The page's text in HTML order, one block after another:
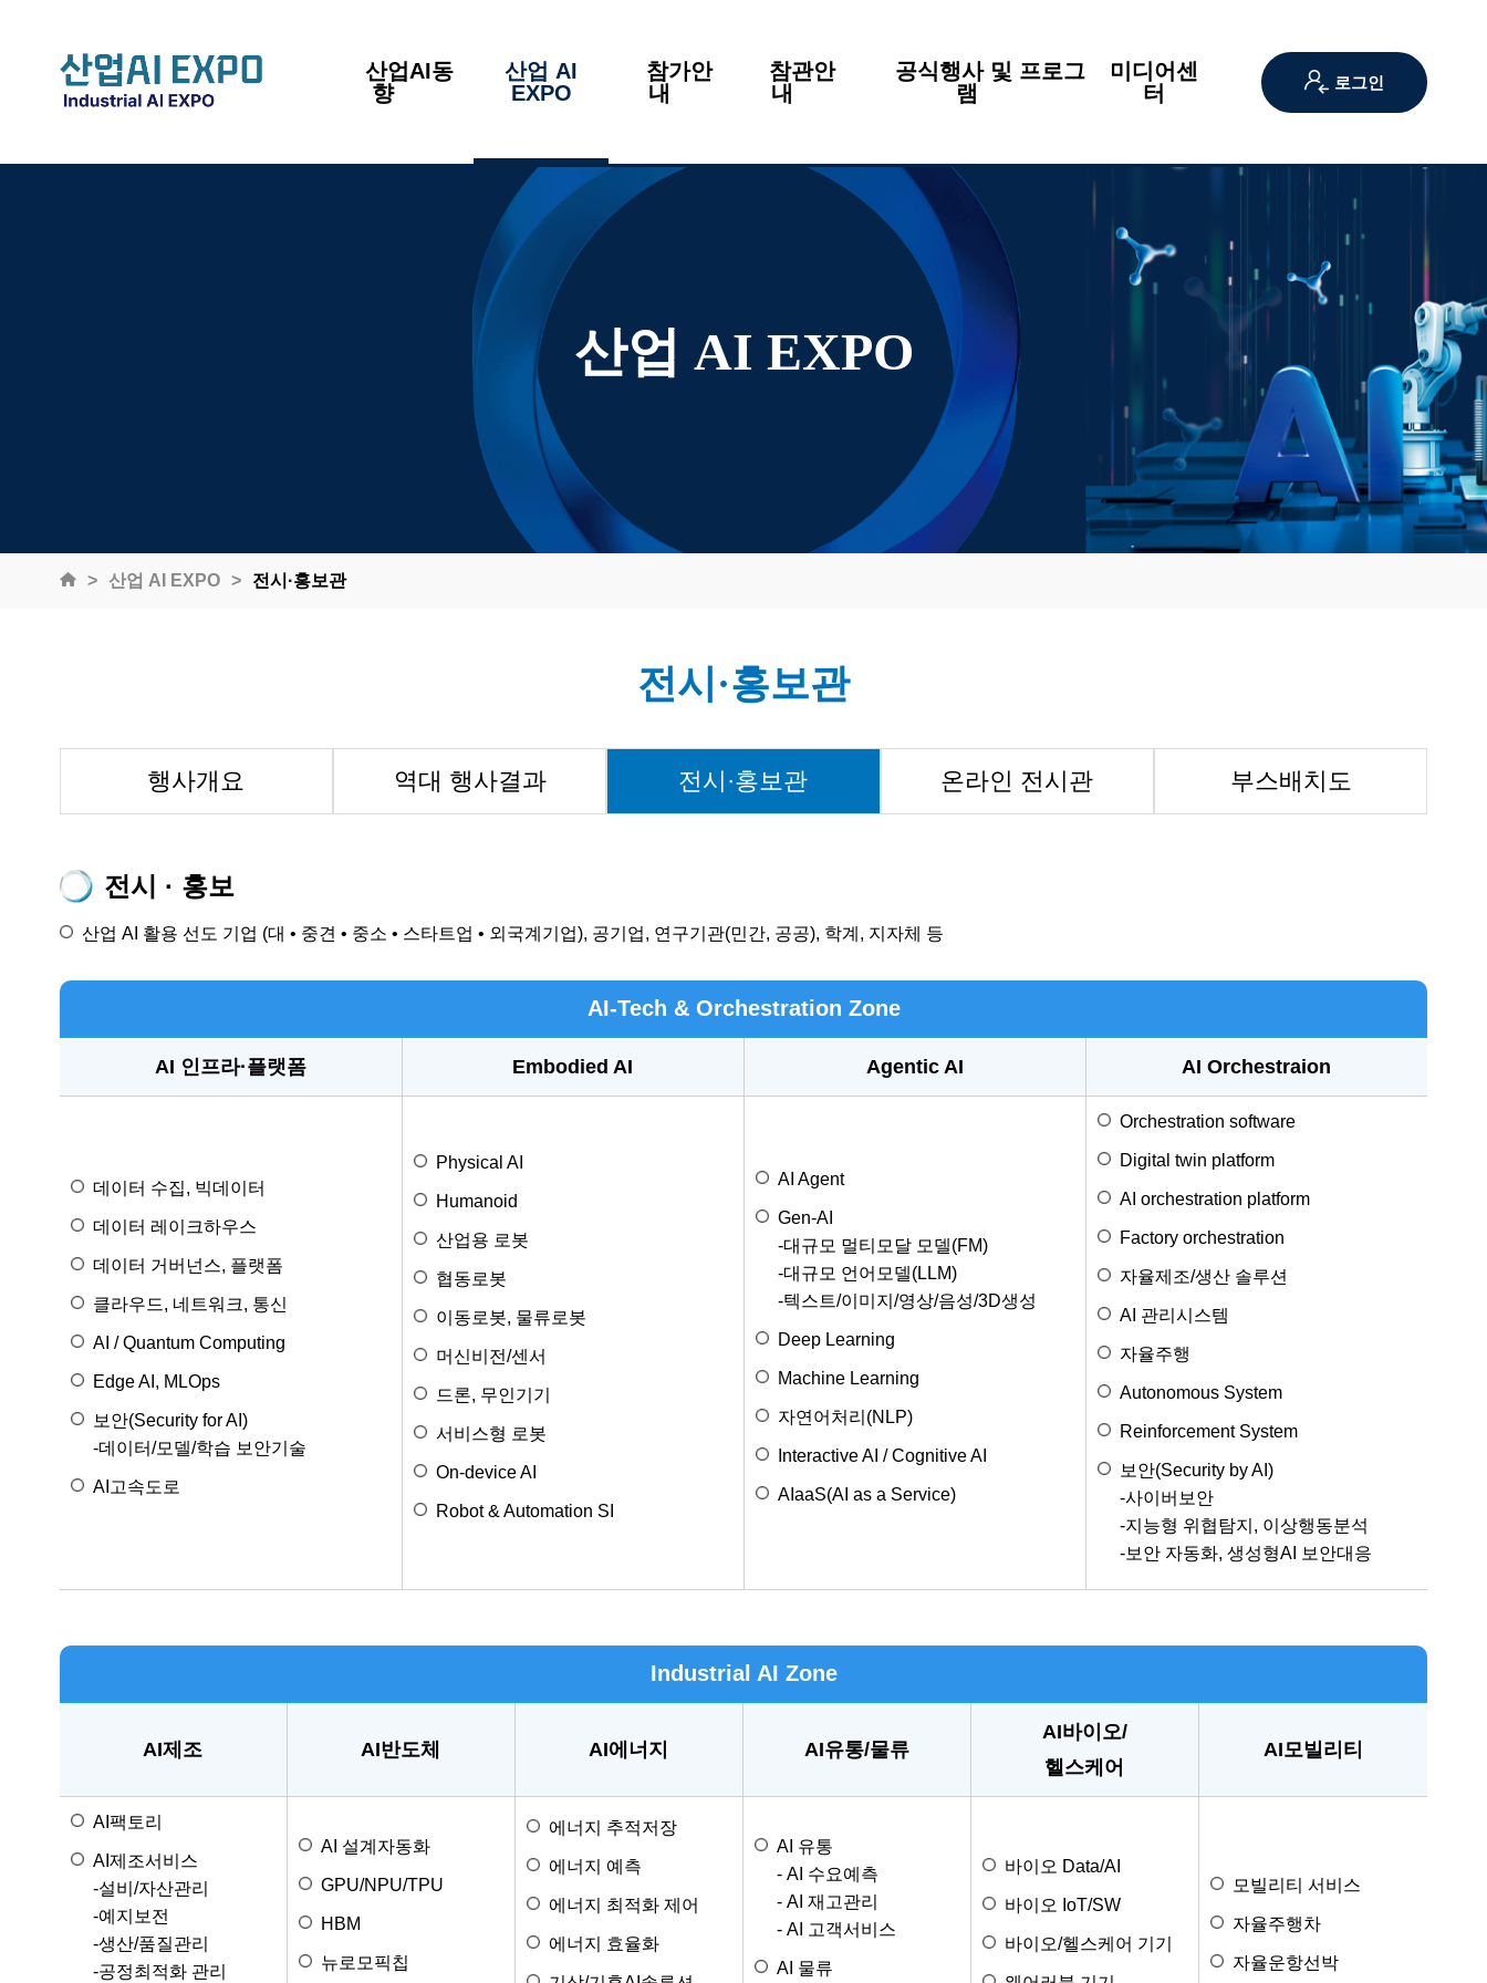
산업AI동
향
산업 AI
EXPO
참가안
내
참관안
내
공식행사 및 프로그
램
미디어센
터
로그인
산업 AI EXPO
산업 AI EXPO 전시·홍보관
전시·홍보관
행사개요 역대 행사결과 전시·홍보관 온라인 전시관 부스배치도
전시 · 홍보
산업 AI 활용 선도 기업 (대 • 중견 • 중소 • 스타트업 • 외국계기업), 공기업, 연구기관(민간, 공공), 학계, 지자체 등
AI-Tech & Orchestration Zone
AI 인프라·플랫폼 Embodied AI Agentic AI AI Orchestraion
데이터 수집, 빅데이터
데이터 레이크하우스
데이터 거버넌스, 플랫폼
클라우드, 네트워크, 통신
AI / Quantum Computing
Edge AI, MLOps
보안(Security for AI)
-데이터/모델/학습 보안기술
AI고속도로
Physical AI
Humanoid
산업용 로봇
협동로봇
이동로봇, 물류로봇
머신비전/센서
드론, 무인기기
서비스형 로봇
On-device AI
Robot & Automation SI
AI Agent
Gen-AI
-대규모 멀티모달 모델(FM)
-대규모 언어모델(LLM)
-텍스트/이미지/영상/음성/3D생성
Deep Learning
Machine Learning
자연어처리(NLP)
Interactive AI / Cognitive AI
AIaaS(AI as a Service)
Orchestration software
Digital twin platform
AI orchestration platform
Factory orchestration
자율제조/생산 솔루션
AI 관리시스템
자율주행
Autonomous System
Reinforcement System
보안(Security by AI)
-사이버보안
-지능형 위협탐지, 이상행동분석
-보안 자동화, 생성형AI 보안대응
Industrial AI Zone
AI제조 AI반도체 AI에너지 AI유통/물류
AI바이오/
헬스케어
AI모빌리티
AI팩토리
AI제조서비스
-설비/자산관리
-예지보전
-생산/품질관리
-공정최적화 관리
AI 설계자동화
GPU/NPU/TPU
HBM
뉴로모픽칩
에너지 추적저장
에너지 예측
에너지 최적화 제어
에너지 효율화
AI 유통
- AI 수요예측
- AI 재고관리
- AI 고객서비스
AI 물류
바이오 Data/AI
바이오 IoT/SW
바이오/헬스케어 기기
모빌리티 서비스
자율주행차
자율운항선박